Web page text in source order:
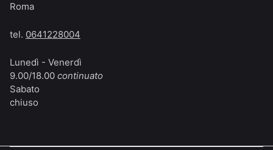
Roma
tel. 0641228004
Lunedì - Venerdì
9.00/18.00 continuato
Sabato
chiuso